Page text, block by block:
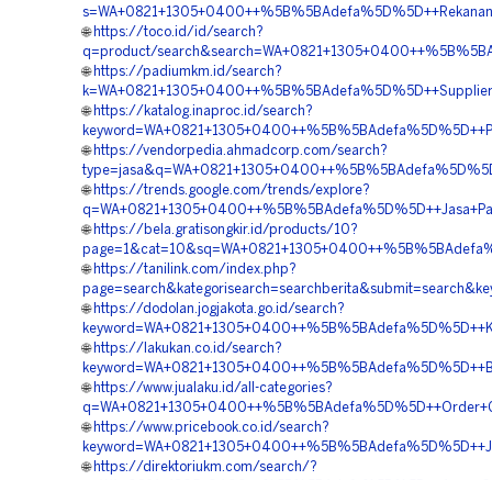
🌐 https://toco.id/id/search?
q=product/
🌐 https://padiumkm.id/search?
🌐 https://katalog.inaproc.id/search?
🌐 https://vendorpedia.ahmadcorp.com/search?
🌐 https://trends.google.com/trends/explore?
🌐 https://bela.gratisongkir.id/products/10?
🌐 https://tanilink.com/index.php?
🌐 https://dodolan.jogjakota.go.id/search?
🌐 https://lakukan.co.id/search?
🌐 https://www.jualaku.id/all-categories?
🌐 https://www.pricebook.co.id/search?
🌐 https://direktoriukm.com/search/?